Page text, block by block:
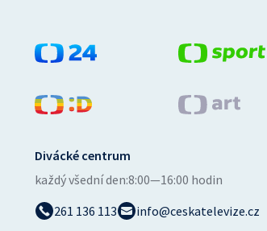
Divácké centrum
každý všední den:8:00—16:00 hodin
261 136 113
info@ceskatelevize.cz